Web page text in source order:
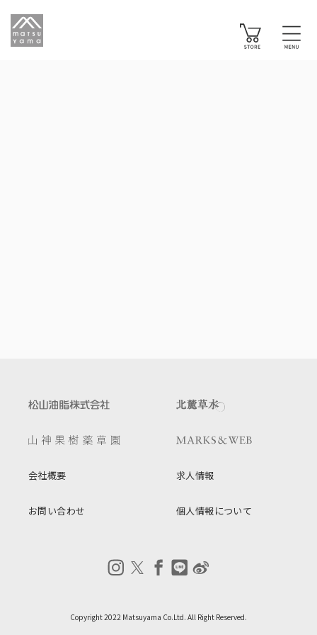
会社概要 求人情報
お問い合わせ 個人情報について
Copyright 2022 Matsuyama Co.Ltd. All Right Reserved.